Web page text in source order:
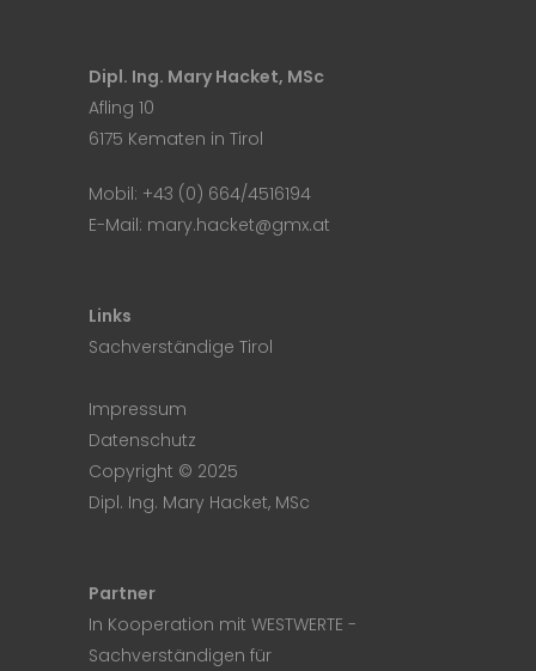
Dipl. Ing. Mary Hacket, MSc
Afling 10
6175 Kematen in Tirol
Mobil: +43 (0) 664/4516194
E-Mail: mary.hacket@gmx.at
Links
Sachverständige Tirol
Impressum
Datenschutz
Copyright © 2025
Dipl. Ing. Mary Hacket, MSc
Partner
In Kooperation mit WESTWERTE -
Sachverständigen für